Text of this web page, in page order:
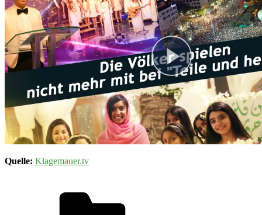
Quelle: Klagemauer.tv